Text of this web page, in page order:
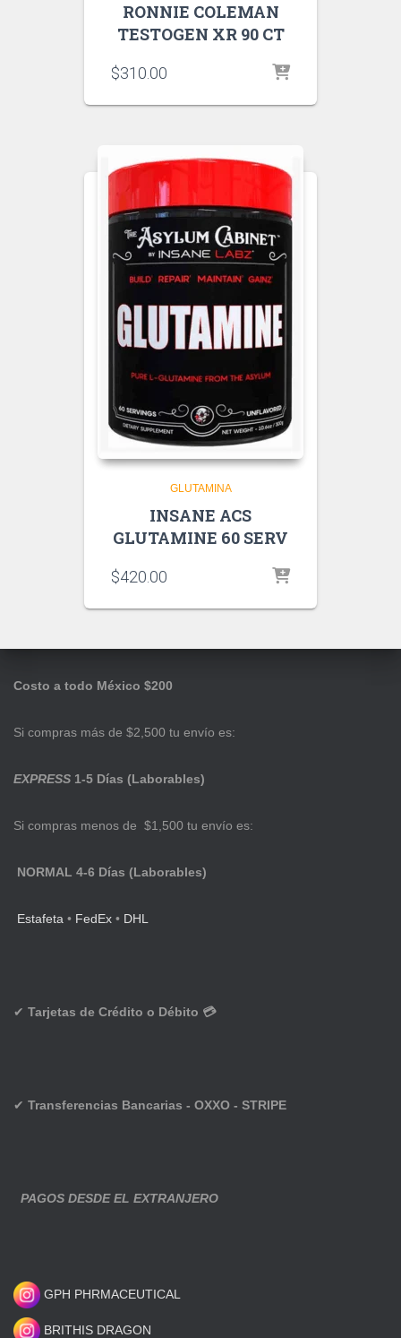
RONNIE COLEMAN
TESTOGEN XR 90 CT
$310.00
GLUTAMINA
INSANE ACS
GLUTAMINE 60 SERV
$420.00
Costo a todo México $200
Si compras más de $2,500 tu envío es:
EXPRESS 1-5 Días (Laborables)
Si compras menos de $1,500 tu envío es:
NORMAL 4-6 Días (Laborables)
Estafeta • FedEx • DHL
✔ Tarjetas de Crédito o Débito 💳
✔ Transferencias Bancarias - OXXO - STRIPE
PAGOS DESDE EL EXTRANJERO
GPH PHRMACEUTICAL
BRITHIS DRAGON